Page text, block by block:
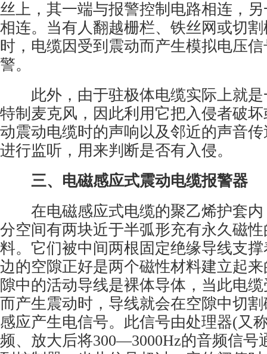
丝上，其一端与报警控制电路相连，
相连。当有人翻越栅栏、铁丝网或切
时，电缆因受到震动而产生模拟电压
警。
此外，由于驻极体电缆实际上就是
特制麦克风，因此利用它把入侵者破
动震动电缆时的声响以及邻近的声音
进行监听，用来判断是否有入侵。
三、电磁感应式震动电缆报警器
在电磁感应式电缆的聚乙烯护套内
分空间有两块近于半弧形充有永久磁
料。它们被中间两根固定绝缘导线支
边的空隙正好是两个磁性材料建立起
隙中的活动导线是裸体导体，当此电
而产生震动时，导线就会在空隙中切
感应产生电信号。此信号由处理器(又
频、放大后将300—3000Hz的音频信号